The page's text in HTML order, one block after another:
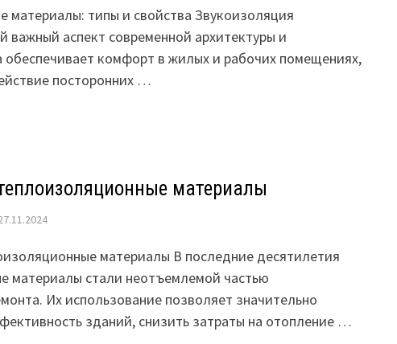
материалы: типы и свойства Звукоизоляция
важный аспект современной архитектуры и
обеспечивает комфорт в жилых и рабочих помещениях,
посторонних …
материалы
материалы В последние десятилетия
материалы стали неотъемлемой частью
Их использование позволяет значительно
зданий, снизить затраты на отопление …